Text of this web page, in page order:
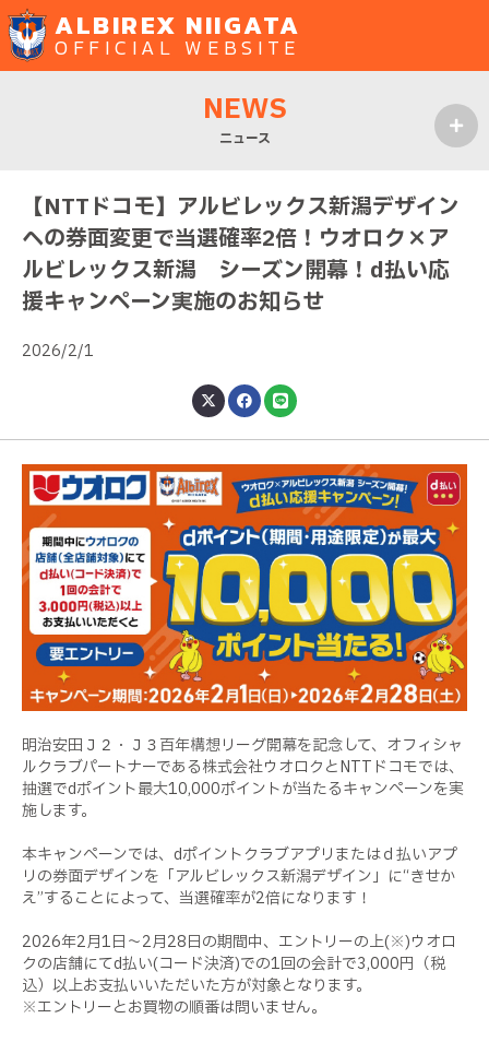
ALBIREX NIIGATA
OFFICIAL WEBSITE
NEWS
ニュース
【NTTドコモ】アルビレックス新潟デザイン
への券面変更で当選確率2倍！ウオロク×ア
ルビレックス新潟 シーズン開幕！d払い応
援キャンペーン実施のお知らせ
2026/2/1
明治安田Ｊ２・Ｊ３百年構想リーグ開幕を記念して、オフィシャ
ルクラブパートナーである株式会社ウオロクとNTTドコモでは、
抽選でdポイント最大10,000ポイントが当たるキャンペーンを実
施します。
本キャンペーンでは、dポイントクラブアプリまたはｄ払いアプ
リの券面デザインを「アルビレックス新潟デザイン」に“きせか
え”することによって、当選確率が2倍になります！
2026年2月1日～2月28日の期間中、エントリーの上(※)ウオロ
クの店舗にてd払い(コード決済)での1回の会計で3,000円（税
込）以上お支払いいただいた方が対象となります。
※エントリーとお買物の順番は問いません。